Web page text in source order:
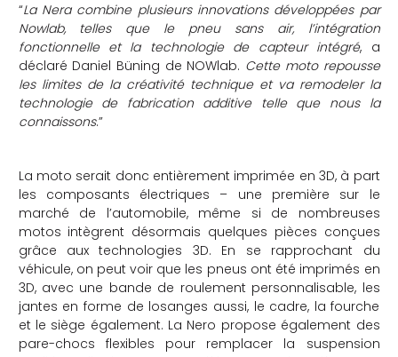
“La Nera combine plusieurs innovations développées par
Nowlab, telles que le pneu sans air, l’intégration
fonctionnelle et la technologie de capteur intégré, a
déclaré Daniel Büning de NOWlab. Cette moto repousse
les limites de la créativité technique et va remodeler la
technologie de fabrication additive telle que nous la
connaissons.”
La moto serait donc entièrement imprimée en 3D, à part
les composants électriques – une première sur le
marché de l’automobile, même si de nombreuses
motos intègrent désormais quelques pièces conçues
grâce aux technologies 3D. En se rapprochant du
véhicule, on peut voir que les pneus ont été imprimés en
3D, avec une bande de roulement personnalisable, les
jantes en forme de losanges aussi, le cadre, la fourche
et le siège également. La Nero propose également des
pare-chocs flexibles pour remplacer la suspension